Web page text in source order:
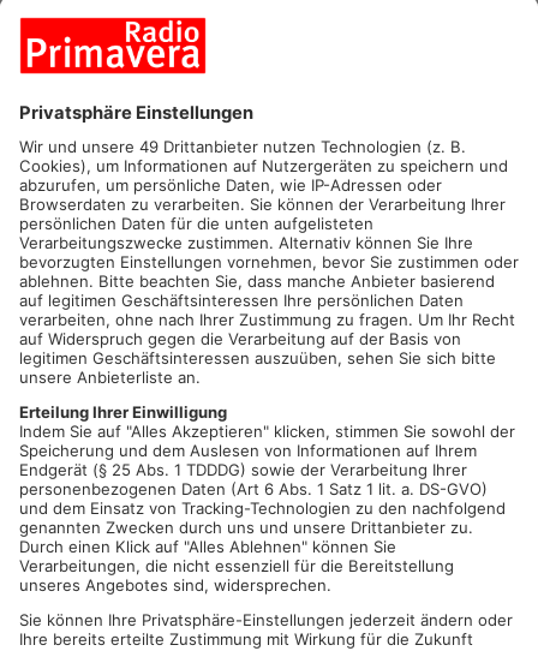
Flaschen mit Wasser – sprudelig, medium, still – befüllt
werden.
Beuteln, sondern lose zu kaufen.
Verzichten Sie auf Batterien und kaufen sie bevorzugt Geräte,
die über Strom betrieben werden. Falls doch Batterien benötigt
werden, greifen Sie auf aufladbare Akkus zurück.
Nutzen Sie eigene Trinkflaschen und Vesperdosen für das
Pausenbrot.
Verpacken Sie Ihre Geschenke nachhaltig. Tücher, Gläser oder
altes Zeitungspapier eignen sich optimal zum Verpacken.
Dekorieren Sie die Geschenke anschließend mit
Tannenzweigen und Zimtstangen.
Auch der Landkreis setzt sich für die Abfallvermeidung seiner
Bürger*innen ein. Über die kommunale Abfallwirtschaft werden
Geschirrmobile für Veranstaltungen an Vereine, aber auch
Privatpersonen vermietet. So kann das Mehrweggeschirr ohne
großen Aufwand gespült werden, auf Pappteller und ähnliche
Gegenstände kann verzichtet werden. Ebenfalls findet man
über die Internetseite des Landratsamtes (www.landkreis-
miltenberg.de) oder über die AbfallApp MIL einen Link zum
„Verschenkmarkt Miltenberg“. Dort können Inserate zum
Verschenken, Tauschen, Reparieren oder Verleihen aufgegeben
werden. So findet der eine oder andere Gegenstand erneut